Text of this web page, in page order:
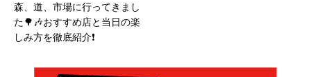
森、道、市場に行ってきまし
た🌳🎶おすすめ店と当日の楽
しみ方を徹底紹介❗️